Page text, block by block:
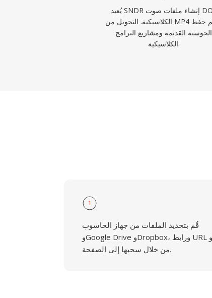
يُعيد SNDR إنشاء ملفات صوت DOS
الكلاسيكية. التحويل من MP4 يدعم حفظ
الحوسبة القديمة ومشاريع البرامج
الكلاسيكية.
1
قُم بتحديد الملفات من جهاز الحاسوب
وGoogle Drive وDropbox، ورابط URL أو
من خلال سحبها إلى الصفحة.